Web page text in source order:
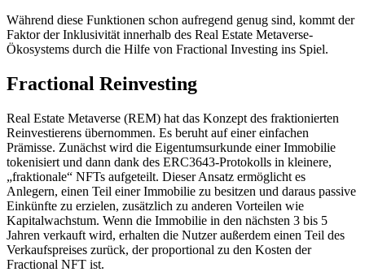
Während diese Funktionen schon aufregend genug sind, kommt der
Faktor der Inklusivität innerhalb des Real Estate Metaverse-
Ökosystems durch die Hilfe von Fractional Investing ins Spiel.
Fractional Reinvesting
Real Estate Metaverse (REM) hat das Konzept des fraktionierten
Reinvestierens übernommen. Es beruht auf einer einfachen
Prämisse. Zunächst wird die Eigentumsurkunde einer Immobilie
tokenisiert und dann dank des ERC3643-Protokolls in kleinere,
„fraktionale“ NFTs aufgeteilt. Dieser Ansatz ermöglicht es
Anlegern, einen Teil einer Immobilie zu besitzen und daraus passive
Einkünfte zu erzielen, zusätzlich zu anderen Vorteilen wie
Kapitalwachstum. Wenn die Immobilie in den nächsten 3 bis 5
Jahren verkauft wird, erhalten die Nutzer außerdem einen Teil des
Verkaufspreises zurück, der proportional zu den Kosten der
Fractional NFT ist.